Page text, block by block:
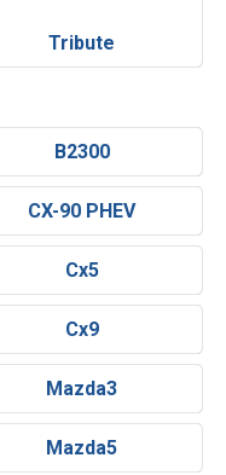
Tribute
B2300
CX-90 PHEV
Cx5
Cx9
Mazda3
Mazda5